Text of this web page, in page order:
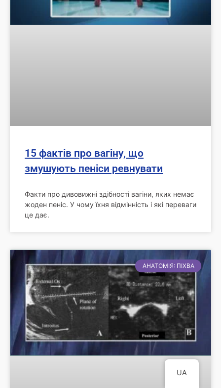
15 фактів про вагіну, що
змушують пеніси ревнувати
Факти про дивовижні здібності вагіни, яких немає
жоден пеніс. У чому їхня відмінність і які переваги
це дає.
АНАТОМІЯ: ПІХВА
UA